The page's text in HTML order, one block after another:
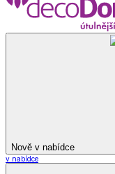
Nově v nabídce
v nabídce